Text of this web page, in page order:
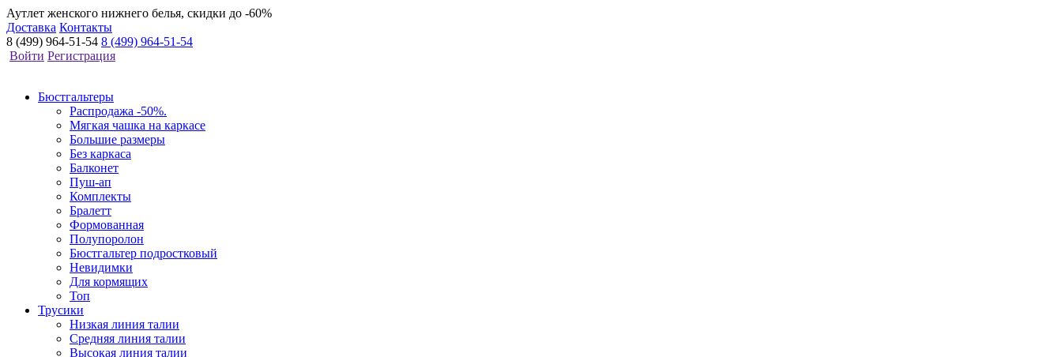
Аутлет женского нижнего белья, скидки до -60%
Доставка Контакты
8 (499) 964-51-54 8 (499) 964-51-54
Войти Регистрация
Бюстгальтеры
Распродажа -50%.
Мягкая чашка на каркасе
Большие размеры
Без каркаса
Балконет
Пуш-ап
Комплекты
Бралетт
Формованная
Полупоролон
Бюстгальтер подростковый
Невидимки
Для кормящих
Топ
Трусики
Низкая линия талии
Средняя линия талии
Высокая линия талии